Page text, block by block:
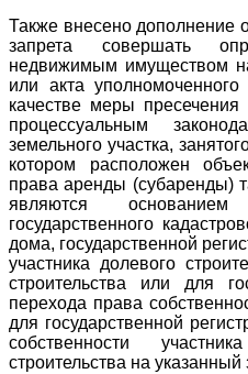
Также внесено дополнение
запрета совершать
недвижимым имуществом
или акта
качестве меры пресечения
процессуальным
земельного участка,
котором расположен
права аренды (субаренды)
являются
государственного
дома, государственной
участника долевого
строительства или для
перехода права
для государственной
собственности
строительства на